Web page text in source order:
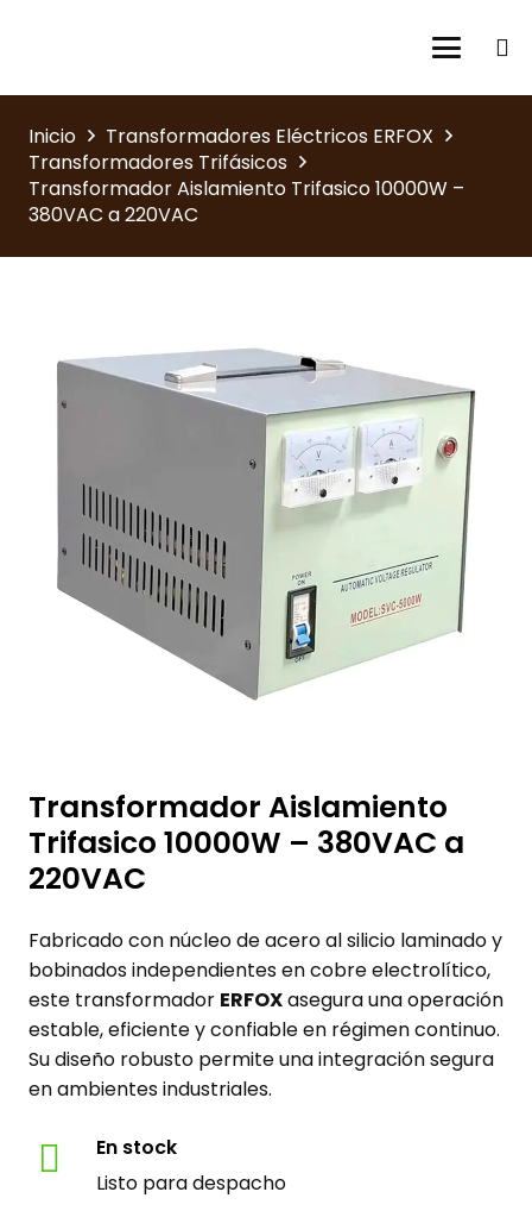
Inicio
Transformadores Eléctricos ERFOX
Transformadores Trifásicos
Transformador Aislamiento Trifasico 10000W –
380VAC a 220VAC
Transformador Aislamiento
Trifasico 10000W – 380VAC a
220VAC
Fabricado con núcleo de acero al silicio laminado y
bobinados independientes en cobre electrolítico,
este transformador ERFOXasegura una operación
estable, eficiente y confiable en régimen continuo.
Su diseño robusto permite una integración segura
en ambientes industriales.
En stock
Listo para despacho